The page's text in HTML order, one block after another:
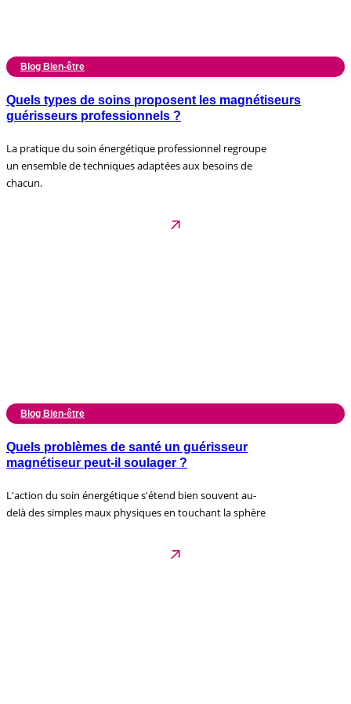
Blog Bien-être
Quels types de soins proposent les magnétiseurs
guérisseurs professionnels ?
La pratique du soin énergétique professionnel regroupe
un ensemble de techniques adaptées aux besoins de
chacun.
Blog Bien-être
Quels problèmes de santé un guérisseur
magnétiseur peut-il soulager ?
L'action du soin énergétique s'étend bien souvent au-
delà des simples maux physiques en touchant la sphère